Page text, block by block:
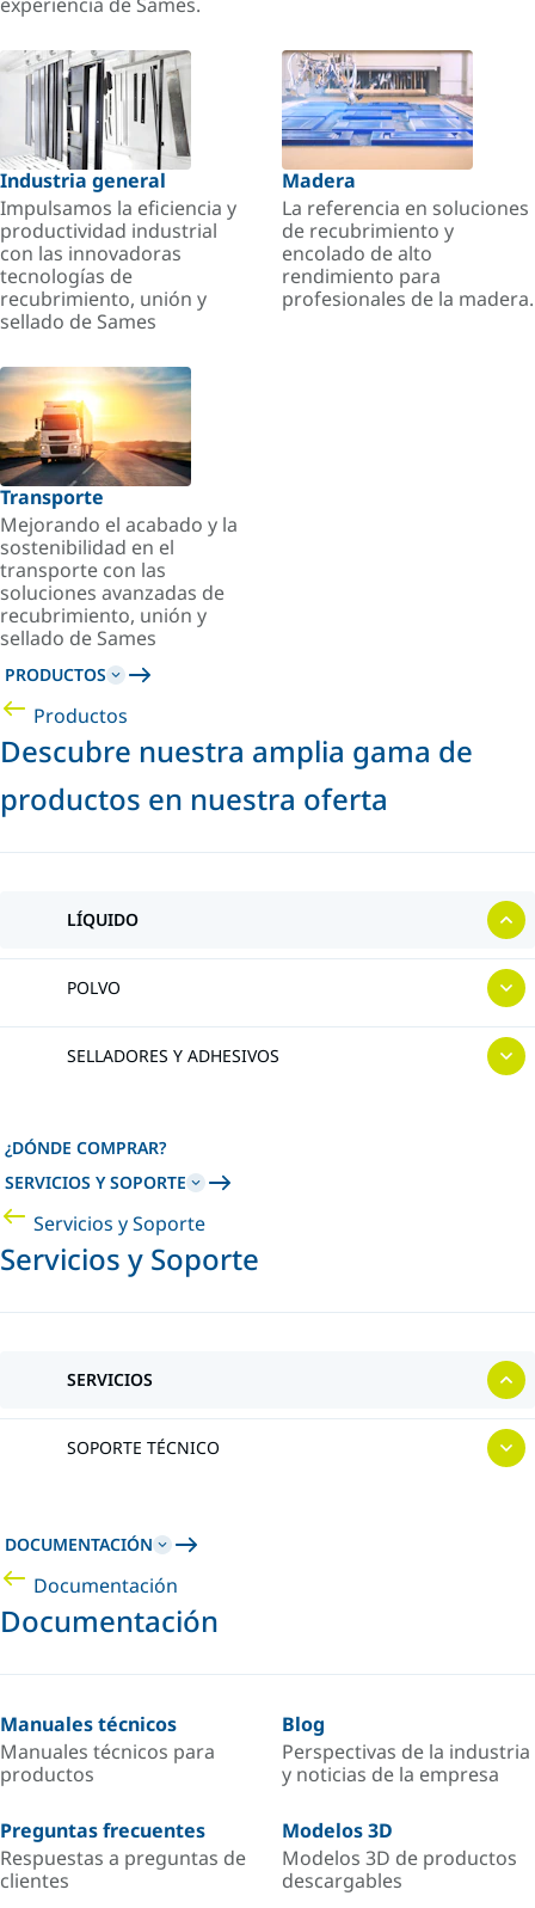
Industria general
Impulsamos la eficiencia y
productividad industrial
con las innovadoras
tecnologías de
recubrimiento, unión y
sellado de Sames
Madera
La referencia en soluciones
de recubrimiento y
encolado de alto
rendimiento para
profesionales de la madera.
Transporte
Mejorando el acabado y la
sostenibilidad en el
transporte con las
soluciones avanzadas de
recubrimiento, unión y
sellado de Sames
PRODUCTOS
Productos
Descubre nuestra amplia gama de
productos en nuestra oferta
LÍQUIDO
POLVO
SELLADORES Y ADHESIVOS
¿DÓNDE COMPRAR?
SERVICIOS Y SOPORTE
Servicios y Soporte
Servicios y Soporte
SERVICIOS
SOPORTE TÉCNICO
DOCUMENTACIÓN
Documentación
Documentación
Manuales técnicos
Manuales técnicos para
productos
Blog
Perspectivas de la industria
y noticias de la empresa
Preguntas frecuentes
Respuestas a preguntas de
clientes
Modelos 3D
Modelos 3D de productos
descargables